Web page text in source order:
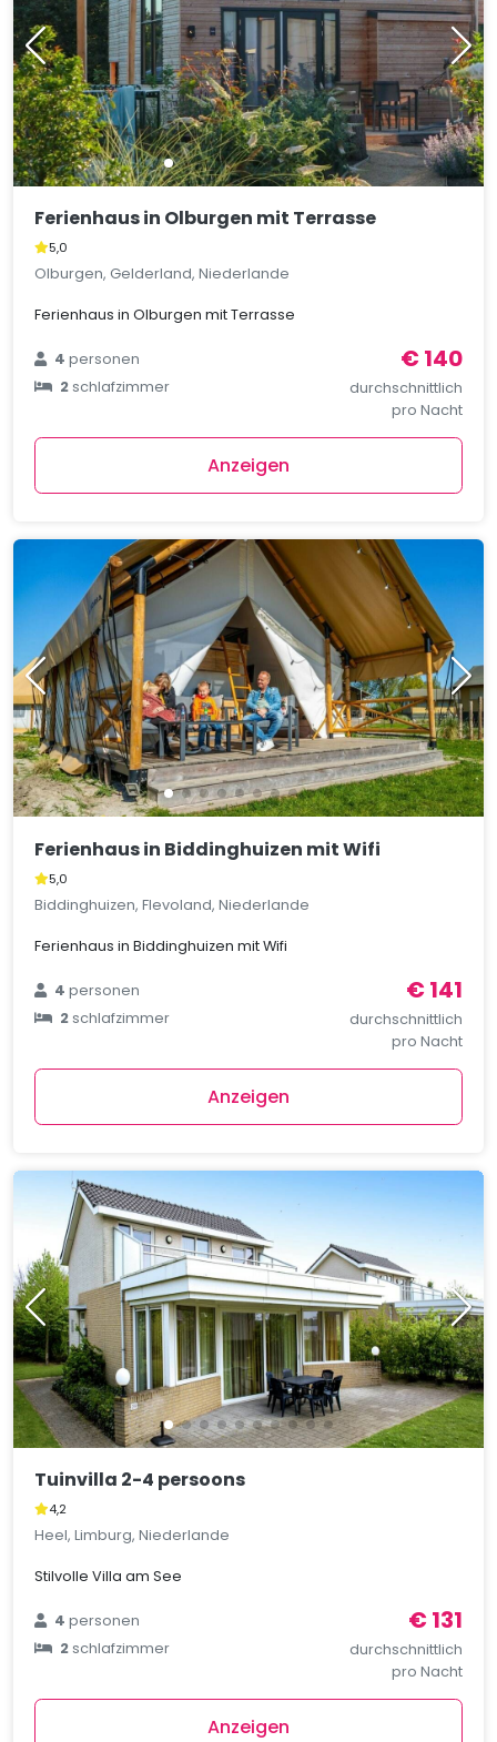
Ferienhaus in Olburgen mit Terrasse
5,0
Olburgen, Gelderland, Niederlande
Ferienhaus in Olburgen mit Terrasse
4personen
2schlafzimmer
€ 140
durchschnittlich
pro Nacht
Anzeigen
Ferienhaus in Biddinghuizen mit Wifi
5,0
Biddinghuizen, Flevoland, Niederlande
Ferienhaus in Biddinghuizen mit Wifi
4personen
2schlafzimmer
€ 141
durchschnittlich
pro Nacht
Anzeigen
Tuinvilla 2-4 persoons
4,2
Heel, Limburg, Niederlande
Stilvolle Villa am See
4personen
2schlafzimmer
€ 131
durchschnittlich
pro Nacht
Anzeigen